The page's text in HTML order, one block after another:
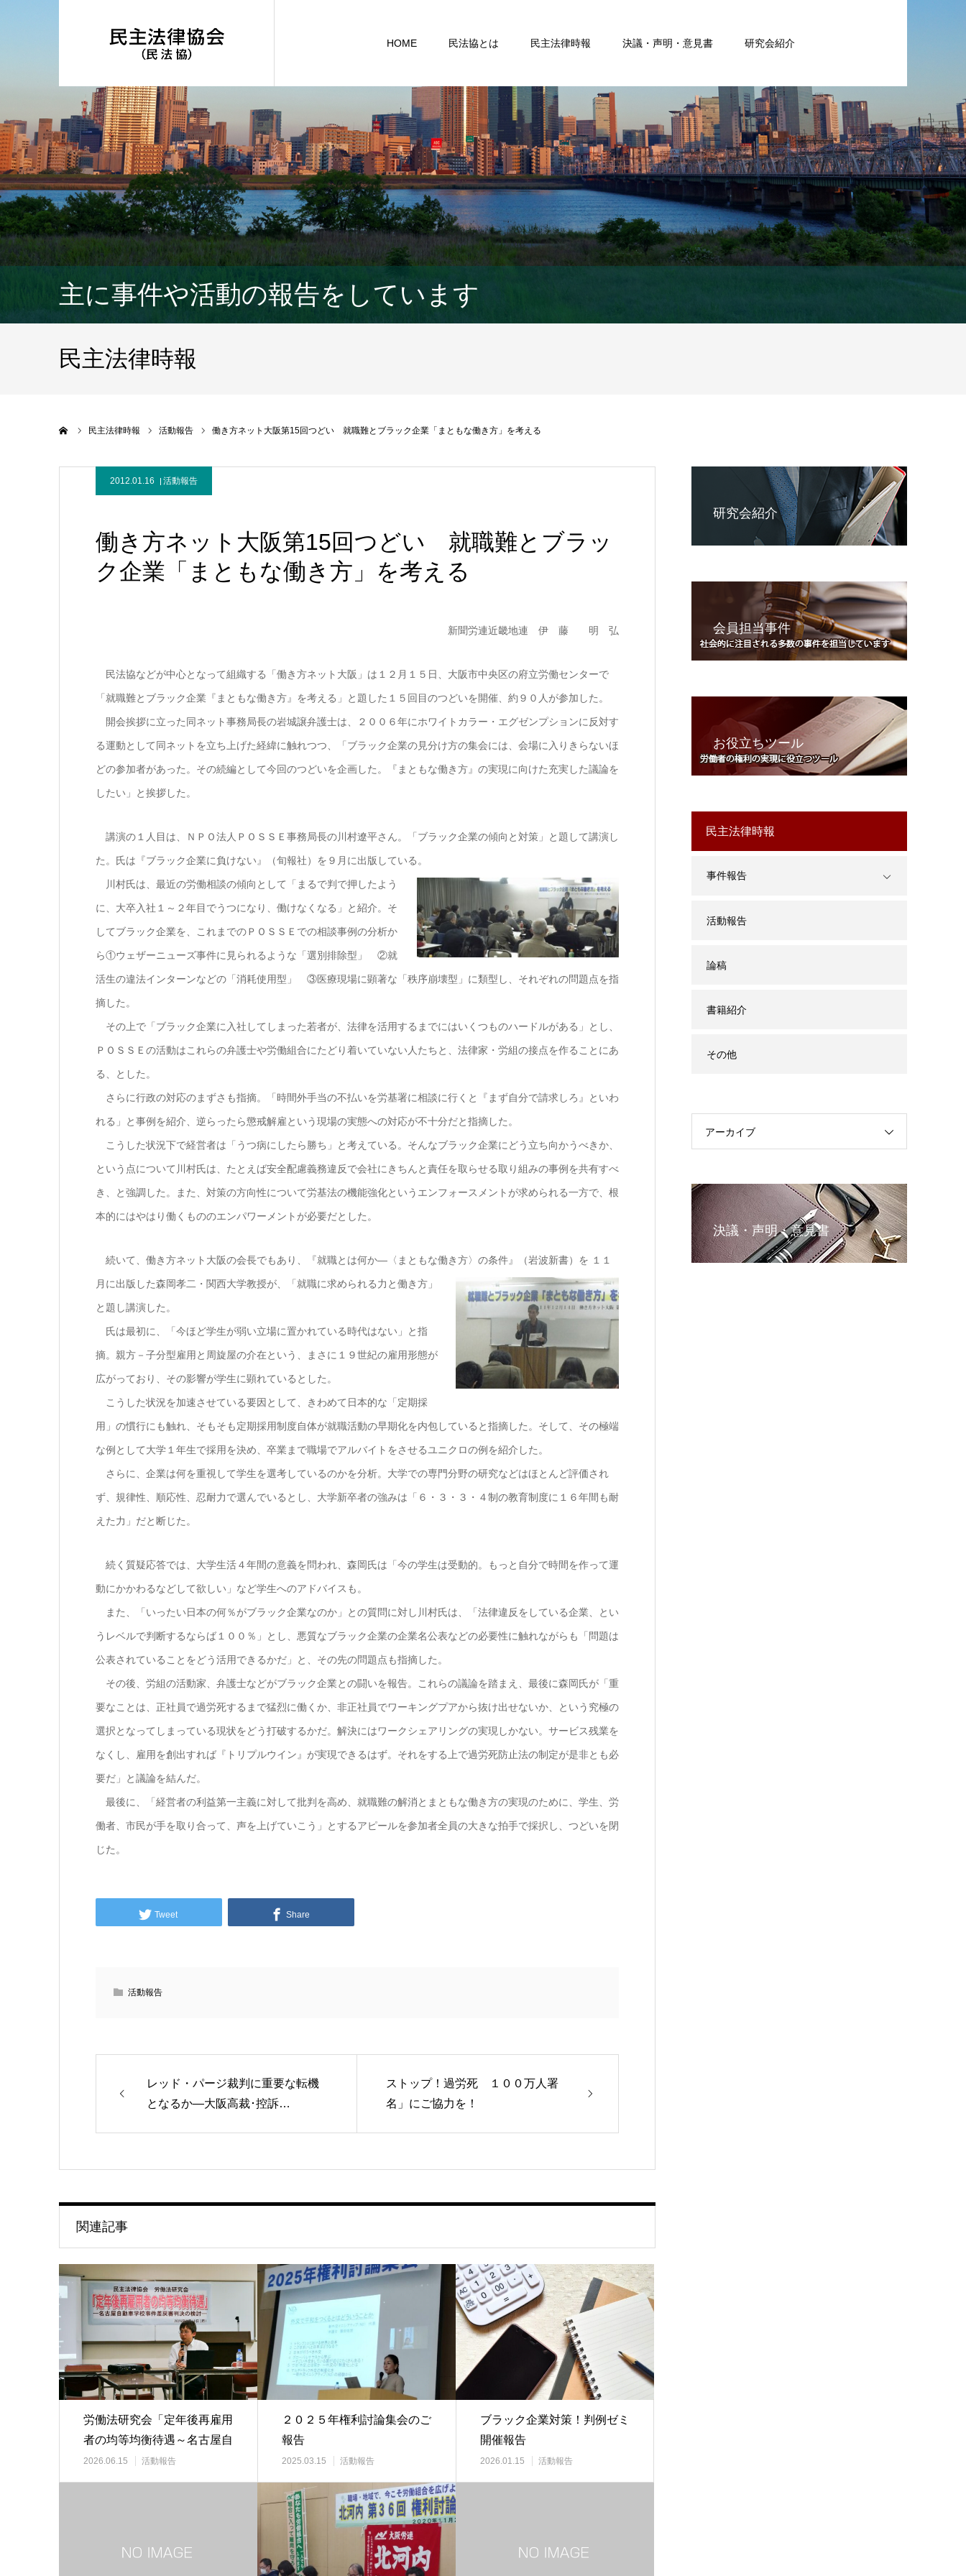
HOME 民法協とは 民主法律時報 決議・声明・意見書 研究会紹介
主に事件や活動の報告をしています
民主法律時報
民主法律時報 活動報告 働き方ネット大阪第15回つどい 就職難とブラック企業「まともな働き方」を考える
2012.01.16 活動報告
働き方ネット大阪第15回つどい 就職難とブラッ
ク企業「まともな働き方」を考える
新聞労連近畿地連 伊 藤 明 弘
民法協などが中心となって組織する「働き方ネット大阪」は１２月１５日、大阪市中央区の府立労働センターで
「就職難とブラック企業『まともな働き方』を考える」と題した１５回目のつどいを開催、約９０人が参加した。
開会挨拶に立った同ネット事務局長の岩城譲弁護士は、２００６年にホワイトカラー・エグゼンプションに反対す
る運動として同ネットを立ち上げた経緯に触れつつ、「ブラック企業の見分け方の集会には、会場に入りきらないほ
どの参加者があった。その続編として今回のつどいを企画した。『まともな働き方』の実現に向けた充実した議論を
したい」と挨拶した。
講演の１人目は、ＮＰＯ法人ＰＯＳＳＥ事務局長の川村遼平さん。「ブラック企業の傾向と対策」と題して講演し
た。氏は『ブラック企業に負けない』（旬報社）を９月に出版している。
川村氏は、最近の労働相談の傾向として「まるで判で押したよう
に、大卒入社１～２年目でうつになり、働けなくなる」と紹介。そ
してブラック企業を、これまでのＰＯＳＳＥでの相談事例の分析か
ら①ウェザーニューズ事件に見られるような「選別排除型」 ②就
活生の違法インターンなどの「消耗使用型」 ③医療現場に顕著な「秩序崩壊型」に類型し、それぞれの問題点を指
摘した。
その上で「ブラック企業に入社してしまった若者が、法律を活用するまでにはいくつものハードルがある」とし、
ＰＯＳＳＥの活動はこれらの弁護士や労働組合にたどり着いていない人たちと、法律家・労組の接点を作ることにあ
る、とした。
さらに行政の対応のまずさも指摘。「時間外手当の不払いを労基署に相談に行くと『まず自分で請求しろ』といわ
れる」と事例を紹介、逆らったら懲戒解雇という現場の実態への対応が不十分だと指摘した。
こうした状況下で経営者は「うつ病にしたら勝ち」と考えている。そんなブラック企業にどう立ち向かうべきか、
という点について川村氏は、たとえば安全配慮義務違反で会社にきちんと責任を取らせる取り組みの事例を共有すべ
き、と強調した。また、対策の方向性について労基法の機能強化というエンフォースメントが求められる一方で、根
本的にはやはり働くもののエンパワーメントが必要だとした。
続いて、働き方ネット大阪の会長でもあり、『就職とは何か―〈まともな働き方〉の条件』（岩波新書）を １１
月に出版した森岡孝二・関西大学教授が、「就職に求められる力と働き方」
と題し講演した。
氏は最初に、「今ほど学生が弱い立場に置かれている時代はない」と指
摘。親方－子分型雇用と周旋屋の介在という、まさに１９世紀の雇用形態が
広がっており、その影響が学生に顕れているとした。
こうした状況を加速させている要因として、きわめて日本的な「定期採
用」の慣行にも触れ、そもそも定期採用制度自体が就職活動の早期化を内包していると指摘した。そして、その極端
な例として大学１年生で採用を決め、卒業まで職場でアルバイトをさせるユニクロの例を紹介した。
さらに、企業は何を重視して学生を選考しているのかを分析。大学での専門分野の研究などはほとんど評価され
ず、規律性、順応性、忍耐力で選んでいるとし、大学新卒者の強みは「６・３・３・４制の教育制度に１６年間も耐
えた力」だと断じた。
続く質疑応答では、大学生活４年間の意義を問われ、森岡氏は「今の学生は受動的。もっと自分で時間を作って運
動にかかわるなどして欲しい」など学生へのアドバイスも。
また、「いったい日本の何％がブラック企業なのか」との質問に対し川村氏は、「法律違反をしている企業、とい
うレベルで判断するならば１００％」とし、悪質なブラック企業の企業名公表などの必要性に触れながらも「問題は
公表されていることをどう活用できるかだ」と、その先の問題点も指摘した。
その後、労組の活動家、弁護士などがブラック企業との闘いを報告。これらの議論を踏まえ、最後に森岡氏が「重
要なことは、正社員で過労死するまで猛烈に働くか、非正社員でワーキングプアから抜け出せないか、という究極の
選択となってしまっている現状をどう打破するかだ。解決にはワークシェアリングの実現しかない。サービス残業を
なくし、雇用を創出すれば『トリプルウイン』が実現できるはず。それをする上で過労死防止法の制定が是非とも必
要だ」と議論を結んだ。
最後に、「経営者の利益第一主義に対して批判を高め、就職難の解消とまともな働き方の実現のために、学生、労
働者、市民が手を取り合って、声を上げていこう」とするアピールを参加者全員の大きな拍手で採択し、つどいを閉
じた。
Tweet Share
活動報告
レッド・パージ裁判に重要な転機
となるか―大阪高裁･控訴…
ストップ！過労死 １００万人署
名」にご協力を！
関連記事
労働法研究会「定年後再雇用
者の均等均衡待遇～名古屋自
動車学校事件差戻…
2026.06.15 活動報告
２０２５年権利討論集会のご
報告
2025.03.15 活動報告
ブラック企業対策！判例ゼミ
開催報告
2026.01.15 活動報告
研究会紹介
会員担当事件
お役立ちツール
民主法律時報
事件報告
活動報告
論稿
書籍紹介
その他
アーカイブ
決議・声明・意見書